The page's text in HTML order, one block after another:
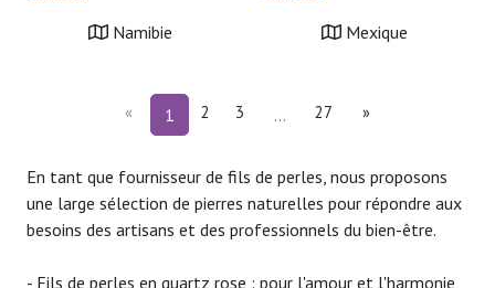
Namibie Mexique
« 1 2 3 27 »
En tant que fournisseur de fils de perles, nous proposons
une large sélection de pierres naturelles pour répondre aux
besoins des artisans et des professionnels du bien-être.
- Fils de perles en quartz rose : pour l'amour et l'harmonie